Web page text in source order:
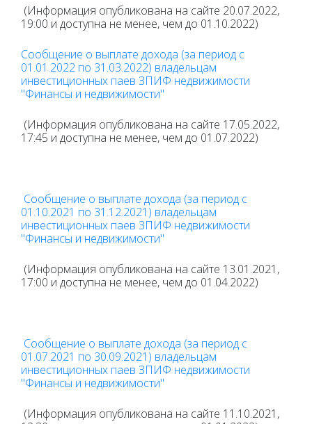
(Информация опубликована на сайте 20.07.2022,
19:00 и доступна не менее, чем до 01.10.2022)
Сообщение о выплате дохода (за период с
01.01.2022 по 31.03.2022) владельцам
инвестиционных паев ЗПИФ недвижимости
"Финансы и недвижимости"
(Информация опубликована на сайте 17.05.2022,
17:45 и доступна не менее, чем до 01.07.2022)
Сообщение о выплате дохода (за период с
01.10.2021 по 31.12.2021) владельцам
инвестиционных паев ЗПИФ недвижимости
"Финансы и недвижимости"
(Информация опубликована на сайте 13.01.2021,
17:00 и доступна не менее, чем до 01.04.2022)
Сообщение о выплате дохода (за период с
01.07.2021 по 30.09.2021) владельцам
инвестиционных паев ЗПИФ недвижимости
"Финансы и недвижимости"
(Информация опубликована на сайте 11.10.2021,